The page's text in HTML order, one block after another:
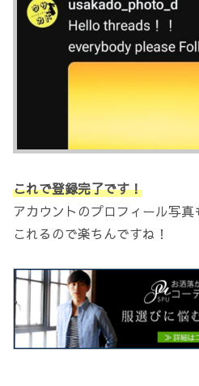
これで登録完了です！
アカウントのプロフィール写
これるので楽ちんですね！